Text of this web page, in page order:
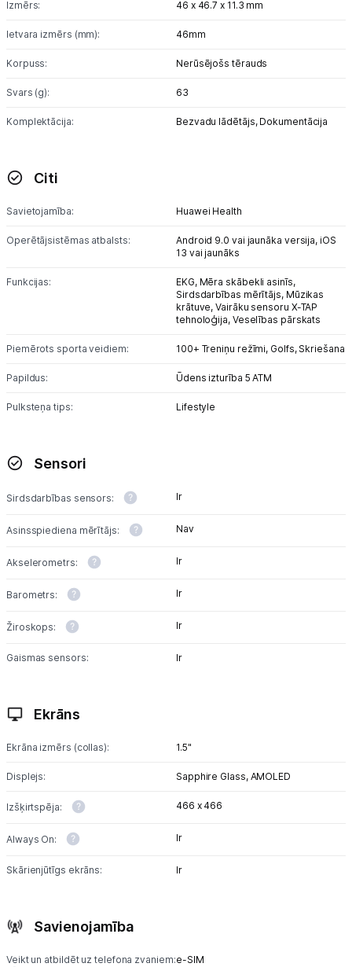
Izmērs: 46 x 46.7 x 11.3 mm
Ietvara izmērs (mm): 46mm
Korpuss: Nerūsējošs tērauds
Svars (g): 63
Komplektācija: Bezvadu lādētājs, Dokumentācija
Citi
Savietojamība: Huawei Health
Operētājsistēmas atbalsts: Android 9.0 vai jaunāka versija, iOS
13 vai jaunāks
Funkcijas: EKG, Mēra skābekli asinīs,
Sirdsdarbības mērītājs, Mūzikas
krātuve,Vairāku sensoru X-TAP
tehnoloģija, Veselības pārskats
Piemērots sporta veidiem: 100+ Treniņu režīmi, Golfs, Skriešana
Papildus: Ūdens izturība 5 ATM
Pulksteņa tips: Lifestyle
Sensori
Sirdsdarbības sensors: Ir
Asinsspiediena mērītājs: Nav
Akselerometrs: Ir
Barometrs: Ir
Žiroskops: Ir
Gaismas sensors: Ir
Ekrāns
Ekrāna izmērs (collas): 1.5"
Displejs: Sapphire Glass, AMOLED
Izšķirtspēja: 466 x 466
Always On: Ir
Skārienjūtīgs ekrāns: Ir
Savienojamība
Veikt un atbildēt uz telefona zvaniem:e-SIM